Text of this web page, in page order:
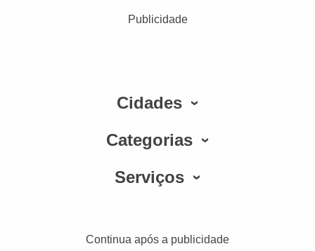
Publicidade
Cidades
Categorias
Serviços
Continua após a publicidade